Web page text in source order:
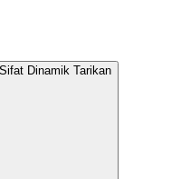
Dinamik Tarikan